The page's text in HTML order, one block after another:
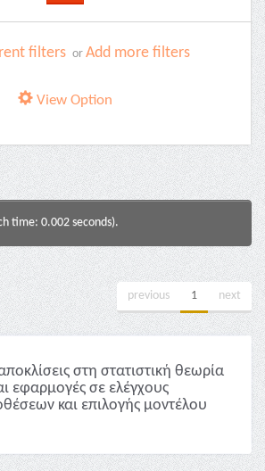
filters or Add more filters
View Option
time: 0.002 seconds).
previous 1 next
στη στατιστική θεωρία
εφαρμογές σε ελέγχους
και επιλογής μοντέλου